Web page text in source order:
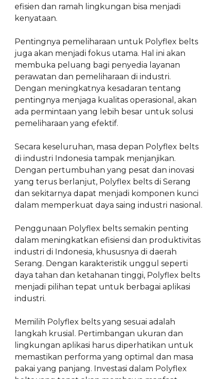
efisien dan ramah lingkungan bisa menjadi
kenyataan.
Pentingnya pemeliharaan untuk Polyflex belts
juga akan menjadi fokus utama. Hal ini akan
membuka peluang bagi penyedia layanan
perawatan dan pemeliharaan di industri.
Dengan meningkatnya kesadaran tentang
pentingnya menjaga kualitas operasional, akan
ada permintaan yang lebih besar untuk solusi
pemeliharaan yang efektif.
Secara keseluruhan, masa depan Polyflex belts
di industri Indonesia tampak menjanjikan.
Dengan pertumbuhan yang pesat dan inovasi
yang terus berlanjut, Polyflex belts di Serang
dan sekitarnya dapat menjadi komponen kunci
dalam memperkuat daya saing industri nasional.
Penggunaan Polyflex belts semakin penting
dalam meningkatkan efisiensi dan produktivitas
industri di Indonesia, khususnya di daerah
Serang. Dengan karakteristik unggul seperti
daya tahan dan ketahanan tinggi, Polyflex belts
menjadi pilihan tepat untuk berbagai aplikasi
industri.
Memilih Polyflex belts yang sesuai adalah
langkah krusial. Pertimbangan ukuran dan
lingkungan aplikasi harus diperhatikan untuk
memastikan performa yang optimal dan masa
pakai yang panjang. Investasi dalam Polyflex